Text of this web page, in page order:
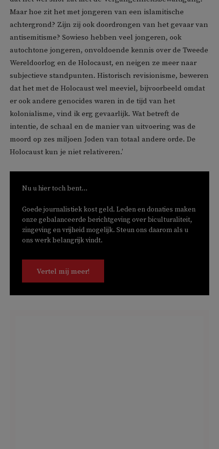
Maar hoe zit het met jongeren van een islamitische
achtergrond? Zijn zij ook doordrongen van het gevaar van
antisemitisme? Sowieso hebben veel jongeren, ook
autochtone jongeren, onvoldoende kennis over de Tweede
Wereldoorlog en de Holocaust, en neigen ze meer naar
subjectieve standpunten. Historisch revisionisme, beweren
dat het met de Holocaust wel meeviel, bijvoorbeeld omdat
er ook andere genocides waren in de tijd van het
kolonialisme, vind ik erg gevaarlijk. Wat betreft de
intentie, de schaal en de manier van uitvoering was de
moord op zes miljoen Joden van totaal andere orde. De
Holocaust kun je niet relativeren.’
Nu u hier toch bent...
Goede journalistiek kost geld. Leden en donaties maken
onze gebalanceerde berichtgeving over biculturaliteit,
zingeving en vrijheid mogelijk. Steun ons daarom als u
ons werk belangrijk vindt.
Vertel mij meer!